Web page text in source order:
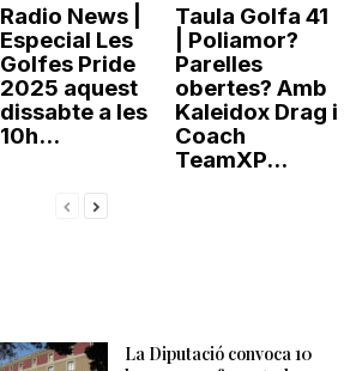
Radio News |
Especial Les
Golfes Pride
2025 aquest
dissabte a les
10h...
Taula Golfa 41
| Poliamor?
Parelles
obertes? Amb
Kaleidox Drag i
Coach
TeamXP...